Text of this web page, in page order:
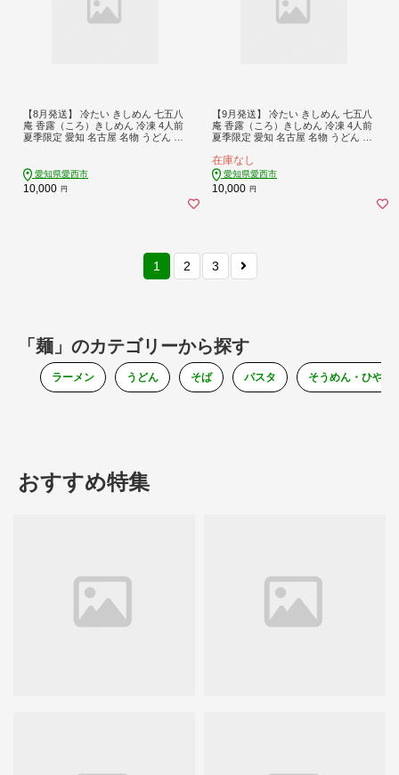
【8月発送】 冷たい きしめん 七五八
庵 香露（ころ）きしめん 冷凍 4人前
夏季限定 愛知 名古屋 名物 うどん 平
愛知県 名古屋名物 愛西市 / アロマ・
フーヅ [AEAP003-08]
愛知県愛西市
10,000 円
【9月発送】 冷たい きしめん 七五八
庵 香露（ころ）きしめん 冷凍 4人前
夏季限定 愛知 名古屋 名物 うどん 平
冷麺 冷凍食品 お取り寄せ きしめん
愛知県 名古屋名物 愛西市 / アロマ・
フーヅ [AEAP003-09]
在庫なし
愛知県愛西市
10,000 円
1 2 3
「麺」のカテゴリーから探す
ラーメン うどん そば パスタ そうめん・ひやむ
おすすめ特集